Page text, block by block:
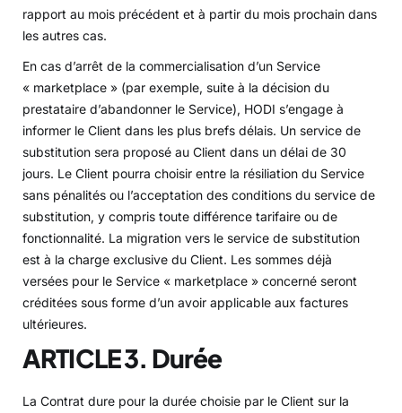
rapport au mois précédent et à partir du mois prochain dans
les autres cas.
En cas d’arrêt de la commercialisation d’un Service
« marketplace » (par exemple, suite à la décision du
prestataire d’abandonner le Service), HODI s’engage à
informer le Client dans les plus brefs délais. Un service de
substitution sera proposé au Client dans un délai de 30
jours. Le Client pourra choisir entre la résiliation du Service
sans pénalités ou l’acceptation des conditions du service de
substitution, y compris toute différence tarifaire ou de
fonctionnalité. La migration vers le service de substitution
est à la charge exclusive du Client. Les sommes déjà
versées pour le Service « marketplace » concerné seront
créditées sous forme d’un avoir applicable aux factures
ultérieures.
ARTICLE 3. Durée
La Contrat dure pour la durée choisie par le Client sur la